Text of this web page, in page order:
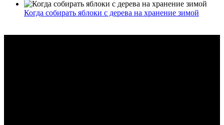
Когда собирать яблоки с дерева на хранение зимой